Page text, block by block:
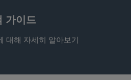
가이드
대해 자세히 알아보기